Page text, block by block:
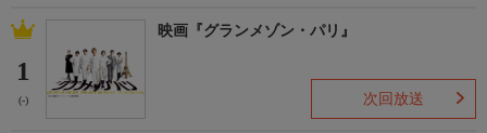
1
(-)
映画『グランメゾン・パリ』
次回放送